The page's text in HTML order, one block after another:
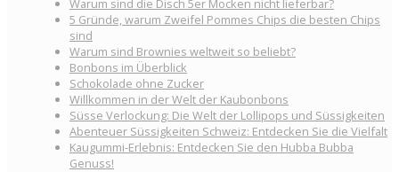
5 Gründe, warum Zweifel Pommes Chips die besten Chips
sind
Warum sind Brownies weltweit so beliebt?
Bonbons im Überblick
Schokolade ohne Zucker
Willkommen in der Welt der Kaubonbons
Süsse Verlockung: Die Welt der Lollipops und Süssigkeiten
Abenteuer Süssigkeiten Schweiz: Entdecken Sie die Vielfalt
Kaugummi-Erlebnis: Entdecken Sie den Hubba Bubba
Genuss!